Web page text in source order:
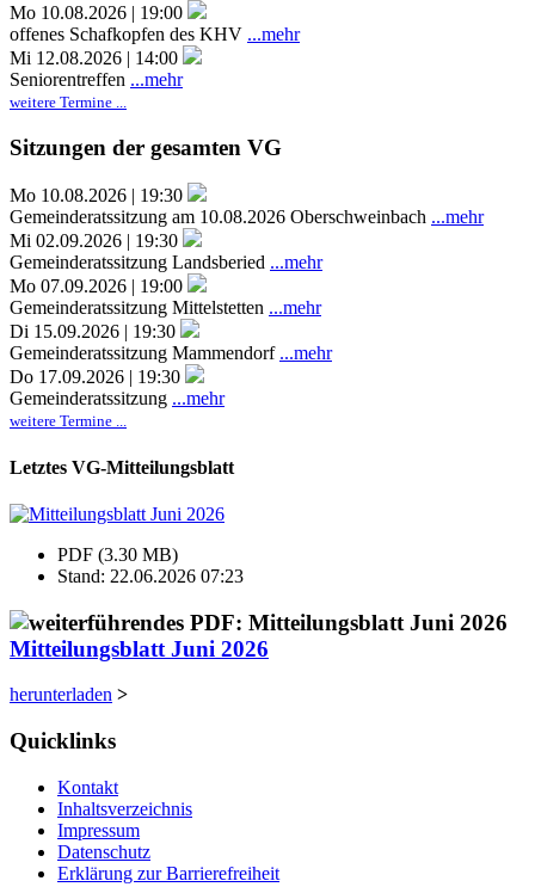
Mo 10.08.2026 | 19:00
offenes Schafkopfen des KHV ...mehr
Mi 12.08.2026 | 14:00
Seniorentreffen ...mehr
weitere Termine ...
Sitzungen der gesamten VG
Mo 10.08.2026 | 19:30
Gemeinderatssitzung am 10.08.2026 Oberschweinbach ...mehr
Mi 02.09.2026 | 19:30
Gemeinderatssitzung Landsberied ...mehr
Mo 07.09.2026 | 19:00
Gemeinderatssitzung Mittelstetten ...mehr
Di 15.09.2026 | 19:30
Gemeinderatssitzung Mammendorf ...mehr
Do 17.09.2026 | 19:30
Gemeinderatssitzung ...mehr
weitere Termine ...
Letztes VG-Mitteilungsblatt
PDF (3.30 MB)
Stand: 22.06.2026 07:23
Mitteilungsblatt Juni 2026
herunterladen >
Quicklinks
Kontakt
Inhaltsverzeichnis
Impressum
Datenschutz
Erklärung zur Barrierefreiheit